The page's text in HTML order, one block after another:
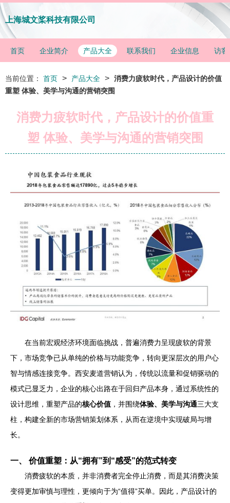
上海城文桨科技有限公司
首页 企业简介 产品大全 联系我们 企业信息 访客
当前位置： 首页 > 产品大全 > 消费力疲软时代，产品设计的价值
重塑 体验、美学与沟通的营销突围
消费力疲软时代，产品设计的价值重
塑 体验、美学与沟通的营销突围
在当前宏观经济环境面临挑战，普遍消费力呈现疲软的背景
下，市场竞争已从单纯的价格与功能竞争，转向更深层次的用户心
智与情感连接竞争。西安麦道营销认为，传统以流量和促销驱动的
模式已显乏力，企业的核心出路在于回归产品本身，通过系统性的
设计思维，重塑产品的核心价值 ，并围绕体验、美学与沟通三大支
柱，构建全新的市场营销策划体系，从而在逆境中实现破局与增
长。
一、 价值重塑：从“拥有”到“感受”的范式转变
消费疲软的本质，并非消费者完全停止消费，而是其消费决策
变得更加审慎与理性，更倾向于为“值得”买单。因此，产品设计的